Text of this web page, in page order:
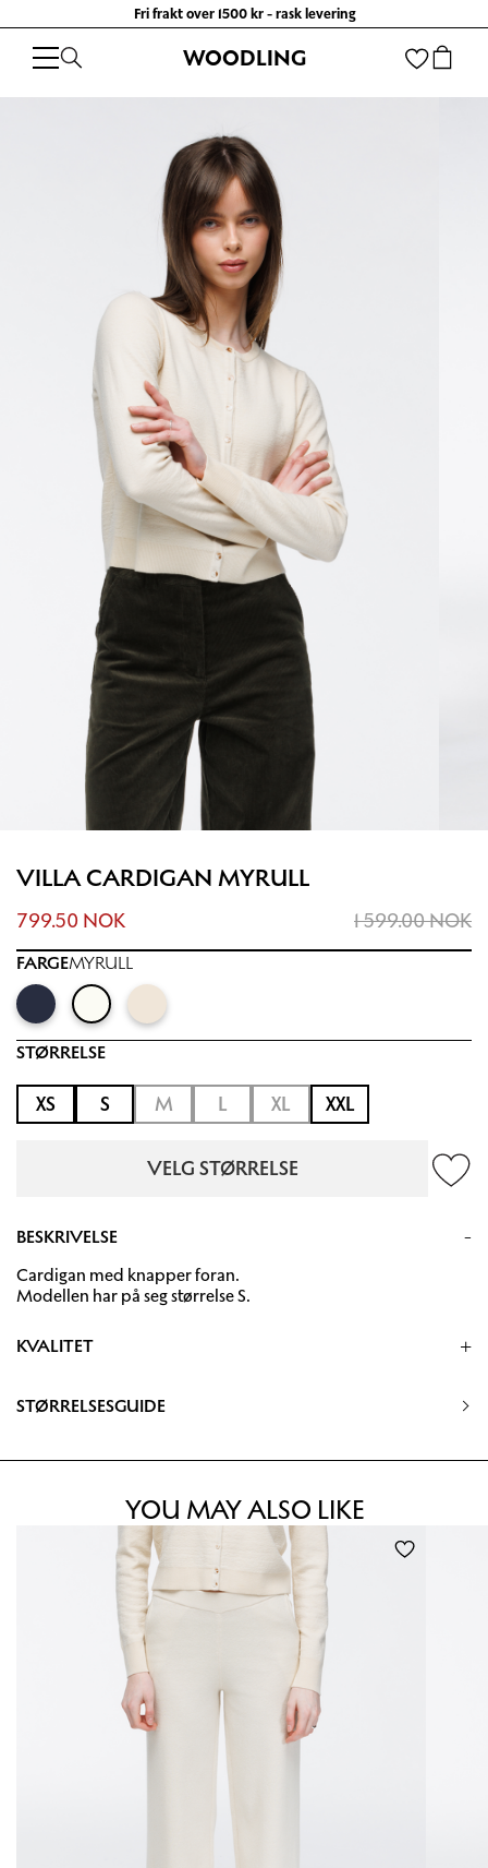
Fri frakt over 1500 kr - rask levering
WOODLING
WOODLING
VILLA CARDIGAN MYRULL
799.50 NOK 1 599.00 NOK
FARGEMYRULL
STØRRELSE
XS S M L XL XXL
VELG STØRRELSE
BESKRIVELSE
Cardigan med knapper foran.
Modellen har på seg størrelse S.
KVALITET
Håndvask
STØRRELSESGUIDE
YOU MAY ALSO LIKE